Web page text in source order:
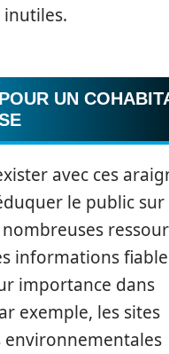
UN
avec ces
le public
informations
importance dans
exemple, les sites
environnementales